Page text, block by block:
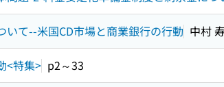
いて--米国CD市場と商業銀行の行動 中村
<特集> p2～33